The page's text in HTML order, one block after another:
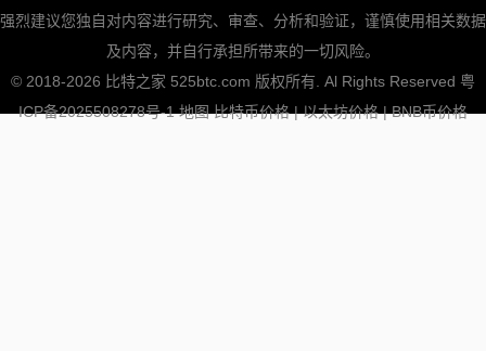
强烈建议您独自对内容进行研究、审查、分析和验证，谨慎使用相关数据
及内容，并自行承担所带来的一切风险。
© 2018-2026 比特之家 525btc.com 版权所有. Al Rights Reserved 粤
ICP备2025508278号-1 地图 比特币价格|以太坊价格|BNB币价格